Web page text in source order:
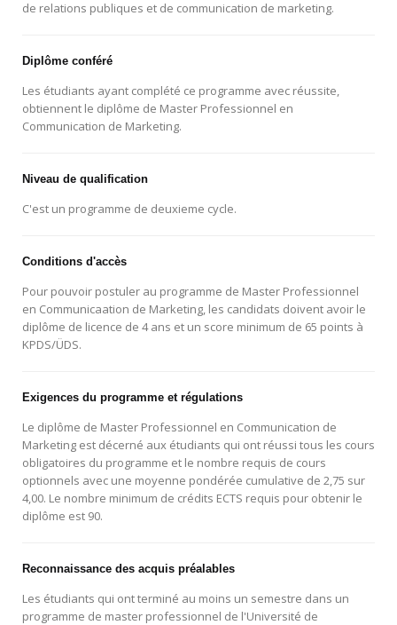
de relations publiques et de communication de marketing.
Diplôme conféré
Les étudiants ayant complété ce programme avec réussite,
obtiennent le diplôme de Master Professionnel en
Communication de Marketing.
Niveau de qualification
C'est un programme de deuxieme cycle.
Conditions d'accès
Pour pouvoir postuler au programme de Master Professionnel
en Communicaation de Marketing, les candidats doivent avoir le
diplôme de licence de 4 ans et un score minimum de 65 points à
KPDS/ÜDS.
Exigences du programme et régulations
Le diplôme de Master Professionnel en Communication de
Marketing est décerné aux étudiants qui ont réussi tous les cours
obligatoires du programme et le nombre requis de cours
optionnels avec une moyenne pondérée cumulative de 2,75 sur
4,00. Le nombre minimum de crédits ECTS requis pour obtenir le
diplôme est 90.
Reconnaissance des acquis préalables
Les étudiants qui ont terminé au moins un semestre dans un
programme de master professionnel de l'Université de